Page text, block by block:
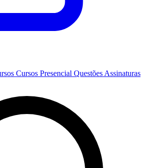
Cursos Presencial Questões Assinaturas